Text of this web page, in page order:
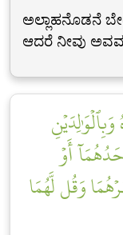
ಅಲ್ಲಾಹನೊಡನೆ
ಆದರೆ ನೀವು
أَوۡ
وَقُل لَّهُمَا